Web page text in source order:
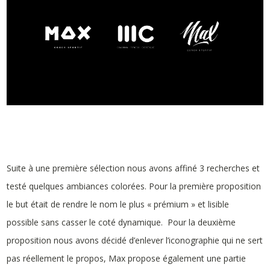
Suite à une première sélection nous avons affiné 3 recherches et
testé quelques ambiances colorées. Pour la première proposition
le but était de rendre le nom le plus « prémium » et lisible
possible sans casser le coté dynamique. Pour la deuxième
proposition nous avons décidé d’enlever l’iconographie qui ne sert
pas réellement le propos, Max propose également une partie